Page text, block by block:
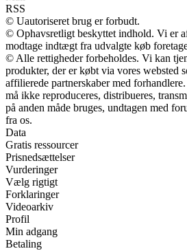
RSS
© Uautoriseret brug er forbudt.
© Ophavsretligt beskyttet indhold. Vi er
modtage indtægt fra udvalgte køb
© Alle rettigheder forbeholdes. Vi kan
produkter, der er købt via vores websted
affilierede partnerskaber med
må ikke reproduceres, distribueres,
på anden måde bruges, undtagen med
fra os.
Data
Gratis ressourcer
Prisnedsættelser
Vurderinger
Vælg rigtigt
Forklaringer
Videoarkiv
Profil
Min adgang
Betaling